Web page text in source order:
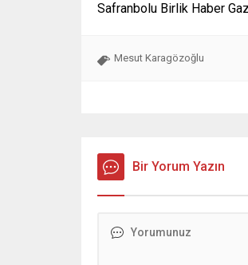
Safranbolu Birlik Haber
Mesut Karagözoğlu
Bir Yorum Yazın